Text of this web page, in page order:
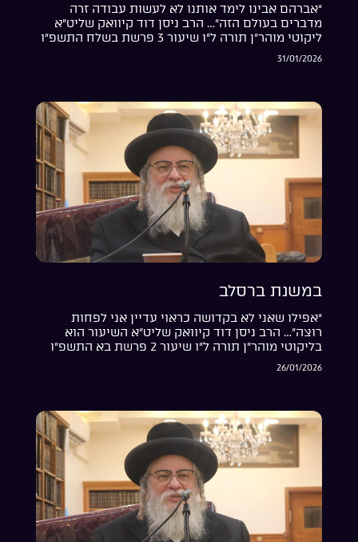
“אברהם אבינו לימד אותנו לא לעשות עבודה זרה
מדברים בעולם הזה”… הרב ניסן דוד קיוואק שליט”א
ליקוטי מוהר”ן תורה ל”ו שיעור 3 פרשת בשלח התשפ”ו
31/01/2026
במשנת ברסלב
“אפילו שאני לא בקדושה כראוי עדיין אני לפחות
רוצה”… הרב ניסן דוד קיוואק שליט”א השיעור הוא
בליקוטי מוהר”ן תורה ל”ו שיעור 2 פרשת בא התשפ”ו
26/01/2026